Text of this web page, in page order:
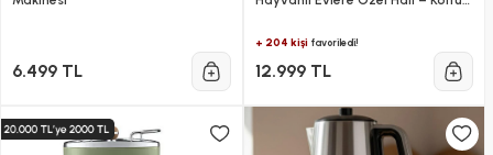
6.499 TL
+ 204 kişifavoriledi!
12.999 TL